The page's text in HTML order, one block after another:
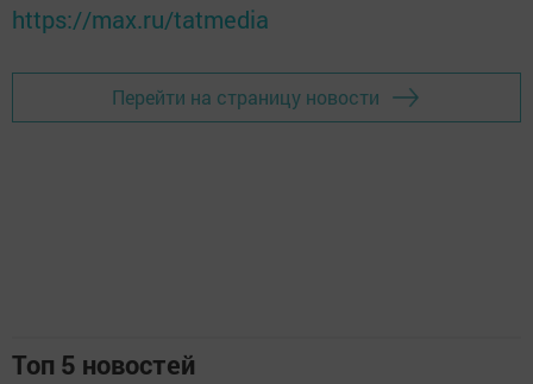
https://max.ru/tatmedia
Перейти на страницу новости
Топ 5 новостей